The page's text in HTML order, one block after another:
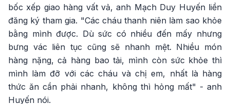
bốc xếp giao hàng vất vả, anh Mạch Duy Huyến liền
đăng ký tham gia. "Các cháu thanh niên làm sao khỏe
bằng mình được. Dù sức có nhiều đến mấy nhưng
bưng vác liên tục cũng sẽ nhanh mệt. Nhiều món
hàng nặng, cả hàng bao tải, mình còn sức khỏe thì
mình làm đỡ với các cháu và chị em, nhất là hàng
thức ăn cần phải nhanh, không thì hỏng mất" - anh
Huyến nói.